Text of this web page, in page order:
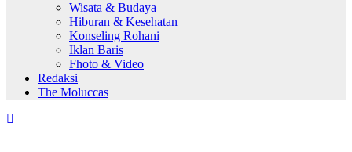
Wisata & Budaya
Hiburan & Kesehatan
Konseling Rohani
Iklan Baris
Fhoto & Video
Redaksi
The Moluccas